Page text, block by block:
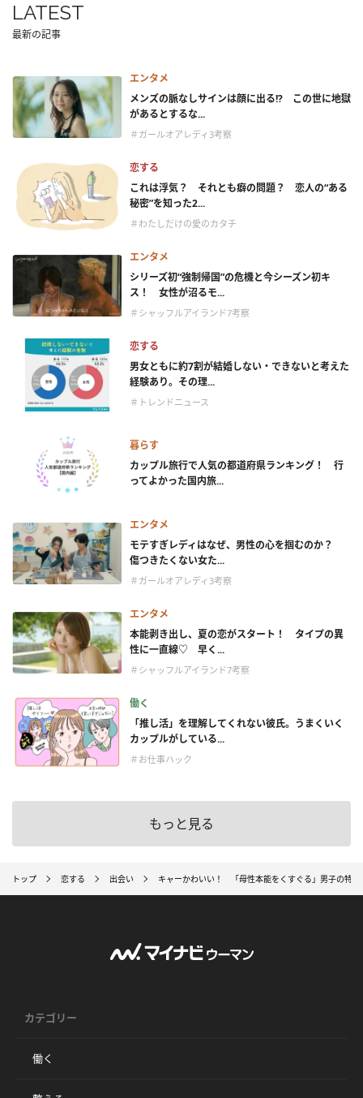
LATEST
最新の記事
エンタメ
メンズの脈なしサインは顔に出る!? この世に地獄
があるとするな...
＃ガールオアレディ3考察
恋する
これは浮気？ それとも癖の問題？ 恋人の“ある
秘密”を知った2...
＃わたしだけの愛のカタチ
エンタメ
シリーズ初“強制帰国”の危機と今シーズン初キ
ス！ 女性が沼るモ...
＃シャッフルアイランド7考察
恋する
男女ともに約7割が結婚しない・できないと考えた
経験あり。その理...
＃トレンドニュース
暮らす
カップル旅行で人気の都道府県ランキング！ 行
ってよかった国内旅...
エンタメ
モテすぎレディはなぜ、男性の心を掴むのか？
傷つきたくない女た...
＃ガールオアレディ3考察
エンタメ
本能剥き出し、夏の恋がスタート！ タイプの異
性に一直線♡ 早く...
＃シャッフルアイランド7考察
働く
「推し活」を理解してくれない彼氏。うまくいく
カップルがしている...
＃お仕事ハック
もっと見る
トップ 恋する 出会い キャーかわいい！ 「母性本能をくすぐる」男子の特徴
カテゴリー
働く